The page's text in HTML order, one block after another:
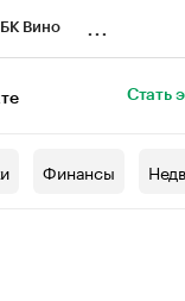
Вино
Стать
Финансы